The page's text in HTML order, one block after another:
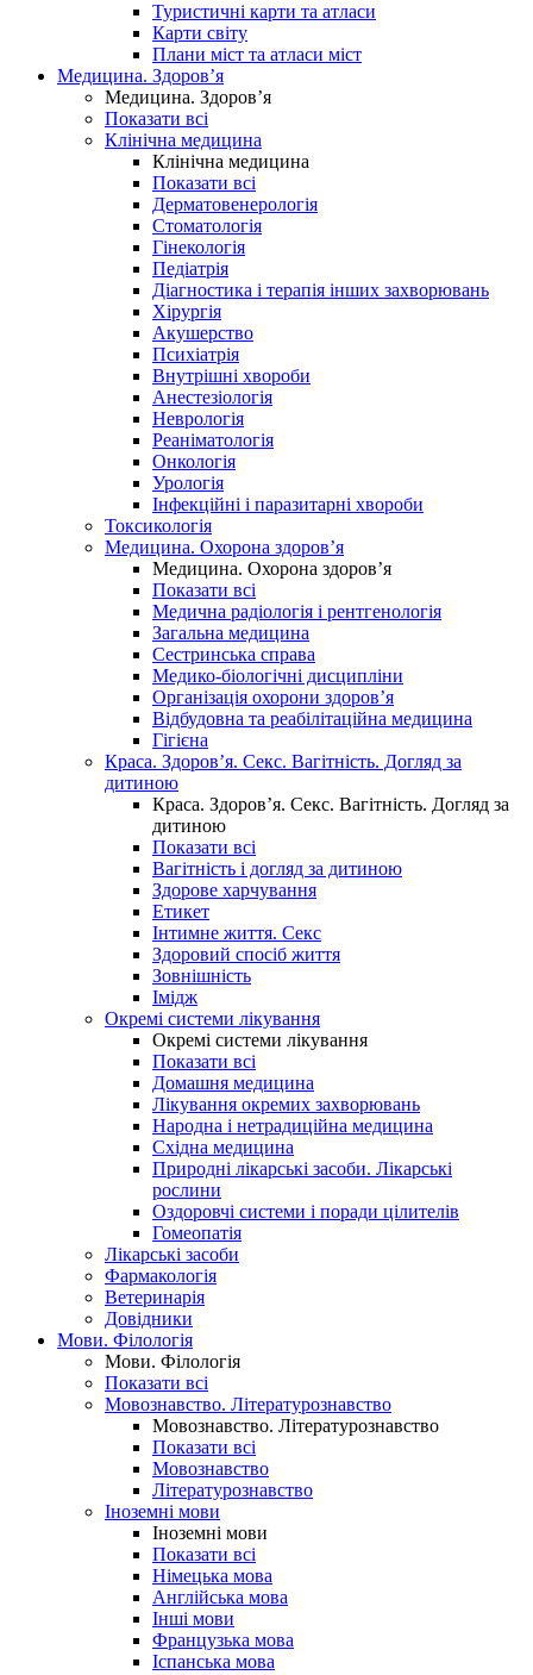
Туристичні карти та атласи
Карти світу
Плани міст та атласи міст
Медицина. Здоров’я
Медицина. Здоров’я
Показати всі
Клінічна медицина
Клінічна медицина
Показати всі
Дерматовенерологія
Стоматологія
Гінекологія
Педіатрія
Діагностика і терапія інших захворювань
Хірургія
Акушерство
Психіатрія
Внутрішні хвороби
Анестезіологія
Неврологія
Реаніматологія
Онкологія
Урологія
Інфекційні і паразитарні хвороби
Токсикологія
Медицина. Охорона здоров’я
Медицина. Охорона здоров’я
Показати всі
Медична радіологія і рентгенологія
Загальна медицина
Сестринська справа
Медико-біологічні дисципліни
Організація охорони здоров’я
Відбудовна та реабілітаційна медицина
Гігієна
Краса. Здоров’я. Секс. Вагітність. Догляд за
дитиною
Краса. Здоров’я. Секс. Вагітність. Догляд за
дитиною
Показати всі
Вагітність і догляд за дитиною
Здорове харчування
Етикет
Інтимне життя. Секс
Здоровий спосіб життя
Зовнішність
Імідж
Окремі системи лікування
Окремі системи лікування
Показати всі
Домашня медицина
Лікування окремих захворювань
Народна і нетрадиційна медицина
Східна медицина
Природні лікарські засоби. Лікарські
рослини
Оздоровчі системи і поради цілителів
Гомеопатія
Лікарські засоби
Фармакологія
Ветеринарія
Довідники
Мови. Філологія
Мови. Філологія
Показати всі
Мовознавство. Літературознавство
Мовознавство. Літературознавство
Показати всі
Мовознавство
Літературознавство
Іноземні мови
Іноземні мови
Показати всі
Німецька мова
Англійська мова
Інші мови
Французька мова
Іспанська мова